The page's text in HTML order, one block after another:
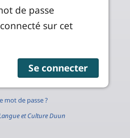
de passe
sur cet
mot de passe ?
et Culture Duun